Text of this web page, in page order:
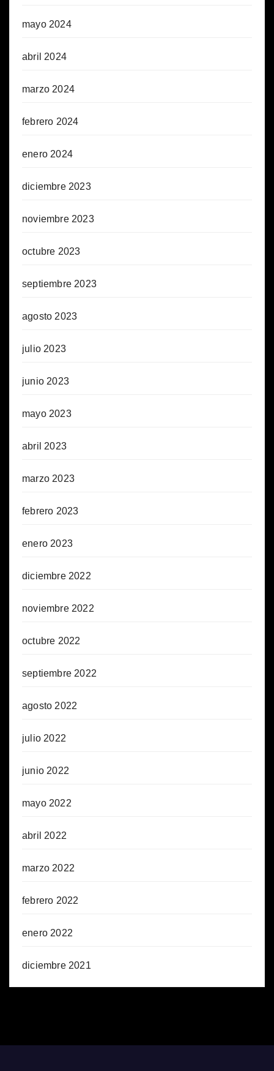
mayo 2024
abril 2024
marzo 2024
febrero 2024
enero 2024
diciembre 2023
noviembre 2023
octubre 2023
septiembre 2023
agosto 2023
julio 2023
junio 2023
mayo 2023
abril 2023
marzo 2023
febrero 2023
enero 2023
diciembre 2022
noviembre 2022
octubre 2022
septiembre 2022
agosto 2022
julio 2022
junio 2022
mayo 2022
abril 2022
marzo 2022
febrero 2022
enero 2022
diciembre 2021